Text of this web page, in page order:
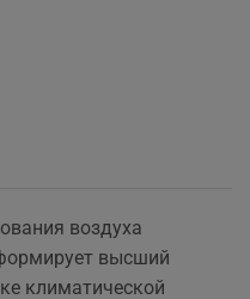
воздуха
высший
климатической